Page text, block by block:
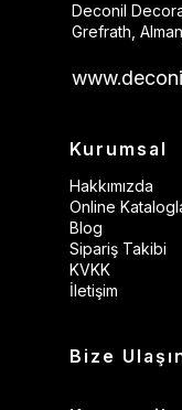
Deconil
Grefrath,
Kurumsal
Hakkımızda
Online
Blog
Sipariş Takibi
KVKK
İletişim
Bize